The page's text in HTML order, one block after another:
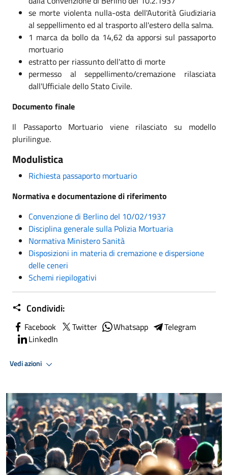
se morte violenta nulla-osta dell'Autorità Giudiziaria
al seppellimento ed al trasporto all'estero della salma.
1 marca da bollo da 14,62 da apporsi sul passaporto
mortuario
estratto per riassunto dell'atto di morte
permesso al seppellimento/cremazione rilasciata
dall'Ufficiale dello Stato Civile.
Documento finale
Il Passaporto Mortuario viene rilasciato su modello
plurilingue.
Modulistica
Richiesta passaporto mortuario
Normativa e documentazione di riferimento
Convenzione di Berlino del 10/02/1937
Disciplina generale sulla Polizia Mortuaria
Normativa Ministero Sanità
Disposizioni in materia di cremazione e dispersione
delle ceneri
Schemi riepilogativi
Condividi:
Facebook Twitter Whatsapp
Telegram
LinkedIn
Vedi azioni